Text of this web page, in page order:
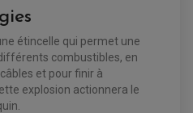
EAU
étincelle qui permet une
combustibles, en
et pour finir à
explosion actionnera le